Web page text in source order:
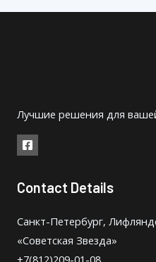
Лучшие решения для
Contact Details
Санкт-Петербург,
«Советская Звезда»
+7(812)209-01-08